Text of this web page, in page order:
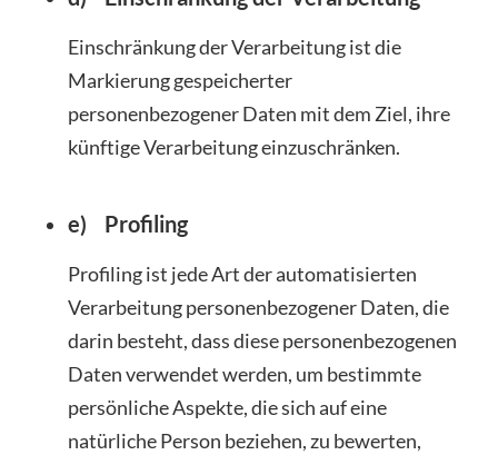
Einschränkung der Verarbeitung ist die
Markierung gespeicherter
personenbezogener Daten mit dem Ziel, ihre
künftige Verarbeitung einzuschränken.
e) Profiling
Profiling ist jede Art der automatisierten
Verarbeitung personenbezogener Daten, die
darin besteht, dass diese personenbezogenen
Daten verwendet werden, um bestimmte
persönliche Aspekte, die sich auf eine
natürliche Person beziehen, zu bewerten,